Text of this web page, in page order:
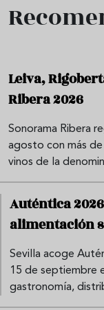
Leiva,
Ribera 2026
Sonorama Ribera
agosto con más
vinos de la
Auténtica
alimentación
Sevilla acoge
15 de septiembre
gastronomía,